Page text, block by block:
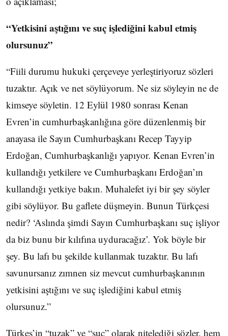
“Yetkisini aştığını ve suç işlediğini kabul etmiş
olursunuz”
“Fiili durumu hukuki çerçeveye yerleştiriyoruz sözleri
tuzaktır. Açık ve net söylüyorum. Ne siz söyleyin ne de
kimseye söyletin. 12 Eylül 1980 sonrası Kenan
Evren’in cumhurbaşkanlığına göre düzenlenmiş bir
anayasa ile Sayın Cumhurbaşkanı Recep Tayyip
Erdoğan, Cumhurbaşkanlığı yapıyor. Kenan Evren’in
kullandığı yetkilere ve Cumhurbaşkanı Erdoğan’ın
kullandığı yetkiye bakın. Muhalefet iyi bir şey söyler
gibi söylüyor. Bu gaflete düşmeyin. Bunun Türkçesi
nedir? ‘Aslında şimdi Sayın Cumhurbaşkanı suç işliyor
da biz bunu bir kılıfına uyduracağız’. Yok böyle bir
şey. Bu lafı bu şekilde kullanmak tuzaktır. Bu lafı
savunursanız zımnen siz mevcut cumhurbaşkanının
yetkisini aştığını ve suç işlediğini kabul etmiş
olursunuz.”
Türkeş’in “tuzak” ve “suç” olarak nitelediği sözler, hem